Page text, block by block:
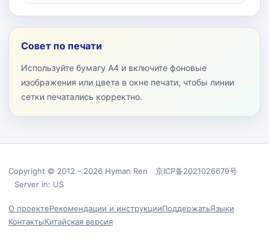
Совет по печати
Используйте бумагу A4 и включите фоновые
изображения или цвета в окне печати, чтобы линии
сетки печатались корректно.
Copyright © 2012 - 2026 Hyman Ren 京ICP备2021026679号
Server in: US
О проектеРекомендации и инструкцииПоддержатьЯзыки
КонтактыКитайская версия